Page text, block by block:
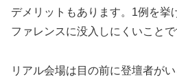
デメリットもあります。1例を挙
ファレンスに没入しにくいことで
リアル会場は目の前に登壇者が